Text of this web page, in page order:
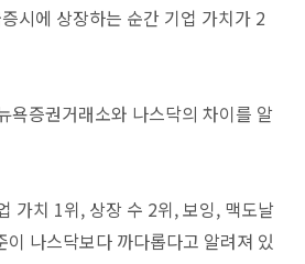
시에 상장하는 순간 기업 가치가 2
욕증권거래소와 나스닥의 차이를 알
가치 1위, 상장 수 2위, 보잉, 맥도날
나스닥보다 까다롭다고 알려져 있